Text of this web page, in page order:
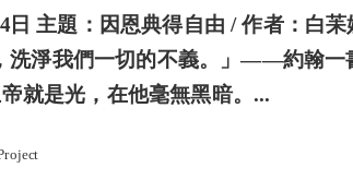
日 主題：因恩典得自由 / 作者：白
洗淨我們一切的不義。」——約翰一
就是光，在他毫無黑暗。...